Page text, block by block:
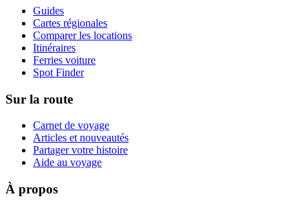
Guides
Cartes régionales
Comparer les locations
Itinéraires
Ferries voiture
Spot Finder
Sur la route
Carnet de voyage
Articles et nouveautés
Partager votre histoire
Aide au voyage
À propos